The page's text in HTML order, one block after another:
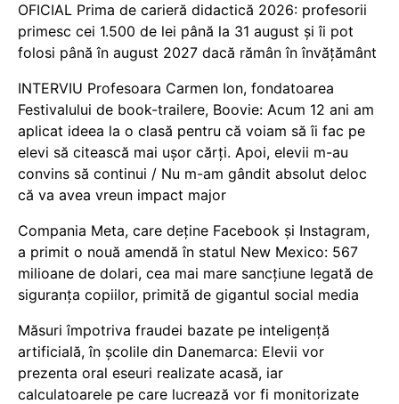
OFICIAL Prima de carieră didactică 2026: profesorii
primesc cei 1.500 de lei până la 31 august și îi pot
folosi până în august 2027 dacă rămân în învățământ
INTERVIU Profesoara Carmen Ion, fondatoarea
Festivalului de book-trailere, Boovie: Acum 12 ani am
aplicat ideea la o clasă pentru că voiam să îi fac pe
elevi să citească mai ușor cărți. Apoi, elevii m-au
convins să continui / Nu m-am gândit absolut deloc
că va avea vreun impact major
Compania Meta, care deține Facebook și Instagram,
a primit o nouă amendă în statul New Mexico: 567
milioane de dolari, cea mai mare sancțiune legată de
siguranța copiilor, primită de gigantul social media
Măsuri împotriva fraudei bazate pe inteligență
artificială, în școlile din Danemarca: Elevii vor
prezenta oral eseuri realizate acasă, iar
calculatoarele pe care lucrează vor fi monitorizate